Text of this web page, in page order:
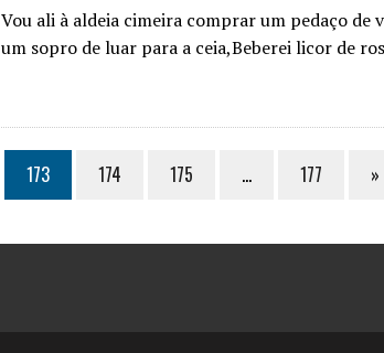
Vou ali à aldeia cimeira comprar um pedaço de
um sopro de luar para a ceia,Beberei licor de
173 174 175 … 177 »